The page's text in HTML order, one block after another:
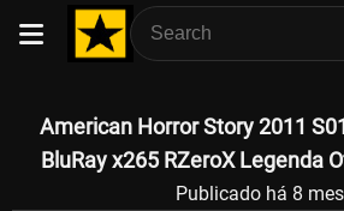
American Horror Story 2011
BluRay x265 RZeroX Legenda
Publicado há 8